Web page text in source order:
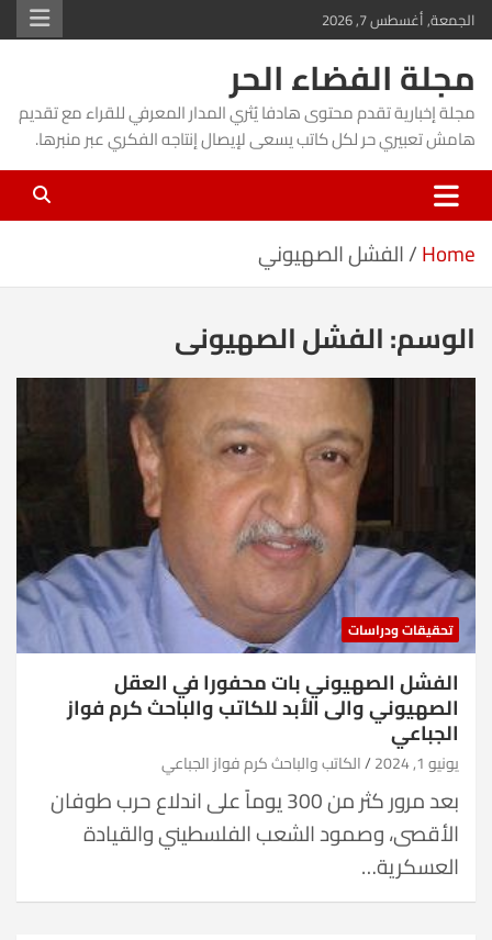
Skip
to
content
الجمعة, أغسطس 7, 2026
مجلة الفضاء الحر
مجلة إخبارية تقدم محتوى هادفا يُثري المدار المعرفي للقراء مع تقديم
هامش تعبيري حر لكل كاتب يسعى لإيصال إنتاجه الفكري عبر منبرها.
Home الفشل الصهيوني
الوسم:الفشل الصهيوني
تحقيقات ودراسات
الفشل الصهيوني بات محفورا في العقل
الصهيوني والى الأبد للكاتب والباحث كرم فواز
الجباعي
يونيو 1, 2024 الكاتب والباحث كرم فواز الجباعي
بعد مرور كثر من 300 يوماً على اندلاع حرب طوفان
الأقصى، وصمود الشعب الفلسطيني والقيادة
العسكرية…